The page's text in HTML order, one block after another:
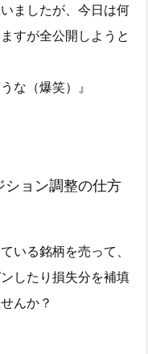
ましたが、今日は何
すが全公開しようと
な（爆笑）』
ション調整の仕方
いる銘柄を売って、
したり損失分を補填
んか？